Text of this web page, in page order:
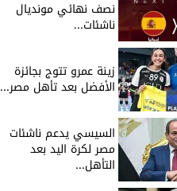
نصف نهائي مونديال
ناشئات...
زينة عمرو تتوج بجائزة
الأفضل بعد تأهل مصر...
السيسي يدعم ناشئات
مصر لكرة اليد بعد
التأهل...